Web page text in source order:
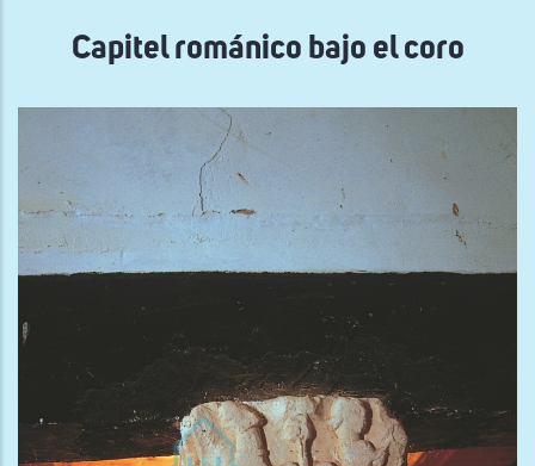
Capitel románico bajo el coro